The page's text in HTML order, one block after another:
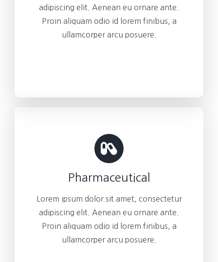
adipiscing elit. Aenean eu ornare ante.
Proin aliquam odio id lorem finibus, a
ullamcorper arcu posuere.
Pharmaceutical
Lorem ipsum dolor sit amet, consectetur
adipiscing elit. Aenean eu ornare ante.
Proin aliquam odio id lorem finibus, a
ullamcorper arcu posuere.